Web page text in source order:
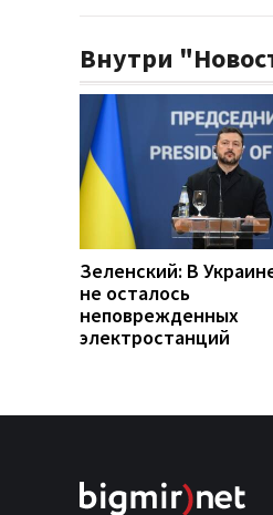
Внутри
Зеленский: В
не осталось
неповрежденных
электростанций